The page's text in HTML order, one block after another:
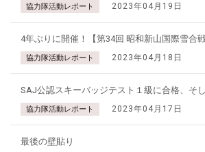
協力隊活動レポート 2023年04月19日
4年ぶりに開催！【第34回 昭和新山国際雪合戦
協力隊活動レポート 2023年04月18日
SAJ公認スキーバッジテスト１級に合格、そし
協力隊活動レポート 2023年04月17日
最後の壁貼り